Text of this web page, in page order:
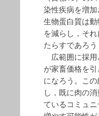
染性疾病を増
生物蛋白質は
を減らし，そ
たらすであろう
広範囲に採用
が家畜価格を
になろう。こ
し，既に肉の
ているコミュ